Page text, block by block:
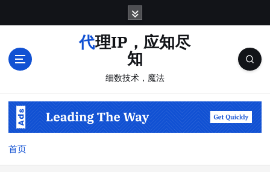
代理IP，应知尽
知
细数技术，魔法
首页